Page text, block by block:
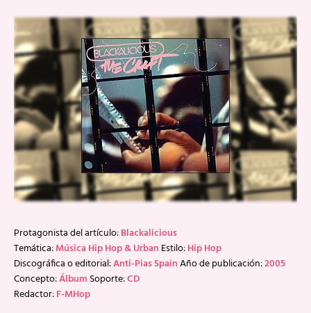
Protagonista del artículo:Blackalicious
Temática:Música Hip Hop & Urban Estilo:Hip Hop
Discográfica o editorial:Anti-Pias SpainAño de publicación:2005
Concepto:Álbum Soporte:CD
Redactor:F-MHop